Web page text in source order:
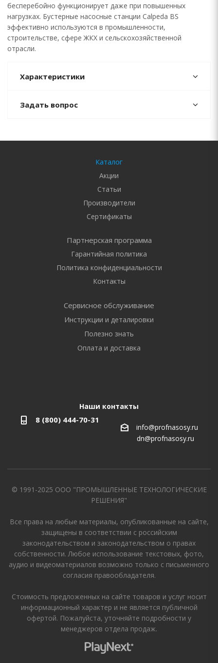
бесперебойно функционирует даже при повышенных
нагрузках. Бустерные насосные станции Calpeda BS
эффективно используются в промышленности,
строительстве, сфере ЖКХ и сельскохозяйственной
отрасли.
Характеристики
Задать вопрос
Каталог
Акции
Статьи
Производители
Сертификаты
Партнерская программа
Гарантийная политика
Политика конфиденциальности
Контакты
Сервисное обслуживание
Инструкции и деталировки
Полезно знать
Оплата и доставка
Наши контакты
8 (800) 444-70-31
info@profnasosy.ru
dn@profnasosy.ru
© 1991-2025 ООО "ПРОМЫШЛЕННЫЕ ТЕХНОЛОГИЧЕСКИЕ
РЕШЕНИЯ"
Все права на любые материалы, опубликованные на сайте,
защищены в соответствии с российским
законодательством и законодательством о правах
собственности. Любое использование текстовых, фото,
аудио и видеоматериалов возможно только с письменного
согласия правообладателя.
Стоимость предложенных на сайте товаров и услуг носит
информационный характер и не является публичной
офертой. Пожалуйста, уточняйте подробности у
менеджеров отдела продаж.